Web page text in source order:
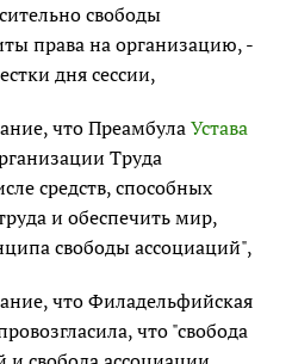
свободы
права на организацию, -
дня сессии,
что Преамбула Устава
Труда
средств, способных
и обеспечить мир,
свободы ассоциаций",
что Филадельфийская
что "свобода